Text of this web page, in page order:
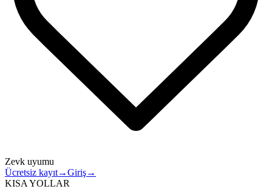
Zevk uyumu
Ücretsiz kayıt→Giriş→
KISA YOLLAR